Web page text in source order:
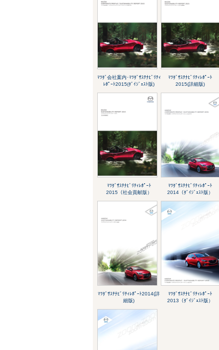
ﾏﾂﾀﾞ会社案内･ﾏﾂﾀﾞｻｽﾃﾅﾋﾞﾘﾃｨ
ﾚﾎﾟｰﾄ2015(ﾀﾞｲｼﾞｪｽﾄ版)
ﾏﾂﾀﾞｻｽﾃﾅﾋﾞﾘﾃｨﾚﾎﾟｰﾄ
2015(詳細版)
ﾏﾂﾀﾞｻｽﾃﾅﾋﾞﾘﾃｨﾚﾎﾟｰﾄ
2015（社会貢献版）
ﾏﾂﾀﾞｻｽﾃﾅﾋﾞﾘﾃｨﾚﾎﾟｰﾄ
2014（ﾀﾞｲｼﾞｪｽﾄ版）
ﾏﾂﾀﾞｻｽﾃﾅﾋﾞﾘﾃｨﾚﾎﾟｰﾄ2014(詳
細版)
ﾏﾂﾀﾞｻｽﾃﾅﾋﾞﾘﾃｨﾚﾎﾟｰﾄ
2013（ﾀﾞｲｼﾞｪｽﾄ版）